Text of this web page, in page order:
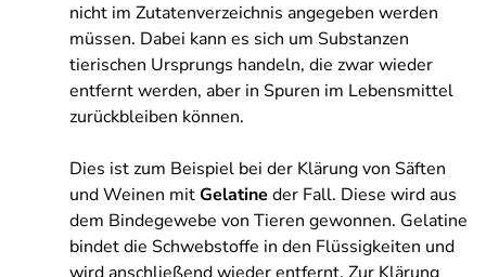
nicht im Zutatenverzeichnis angegeben werden
müssen. Dabei kann es sich um Substanzen
tierischen Ursprungs handeln, die zwar wieder
entfernt werden, aber in Spuren im Lebensmittel
zurückbleiben können.
Dies ist zum Beispiel bei der Klärung von Säften
und Weinen mitGelatine der Fall. Diese wird aus
dem Bindegewebe von Tieren gewonnen. Gelatine
bindet die Schwebstoffe in den Flüssigkeiten und